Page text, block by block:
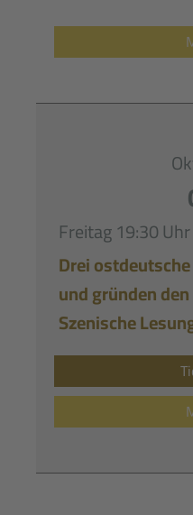
Freitag19:30 Uhr
Drei
und gründen
Szenische